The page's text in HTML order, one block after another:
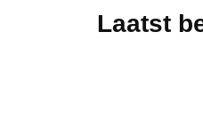
Laatst